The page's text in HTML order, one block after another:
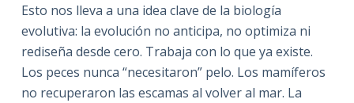
Esto nos lleva a una idea clave de la biología
evolutiva: la evolución no anticipa, no optimiza ni
rediseña desde cero. Trabaja con lo que ya existe.
Los peces nunca “necesitaron” pelo. Los mamíferos
no recuperaron las escamas al volver al mar. La